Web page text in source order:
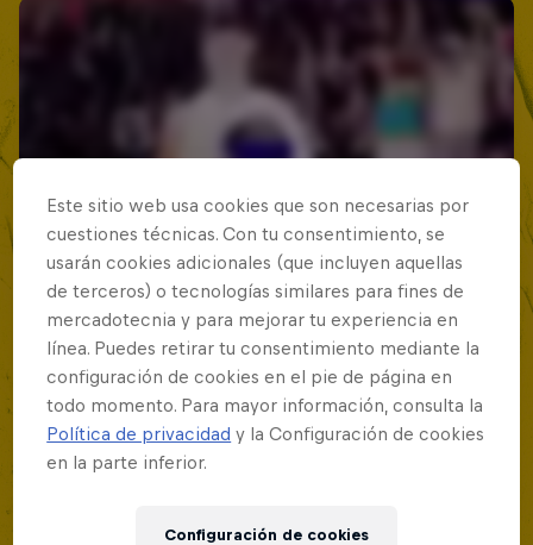
Este sitio web usa cookies que son necesarias por
cuestiones técnicas. Con tu consentimiento, se
usarán cookies adicionales (que incluyen aquellas
de terceros) o tecnologías similares para fines de
mercadotecnia y para mejorar tu experiencia en
línea. Puedes retirar tu consentimiento mediante la
configuración de cookies en el pie de página en
todo momento. Para mayor información, consulta la
Política de privacidad y la Configuración de cookies
en la parte inferior.
Configuración de cookies